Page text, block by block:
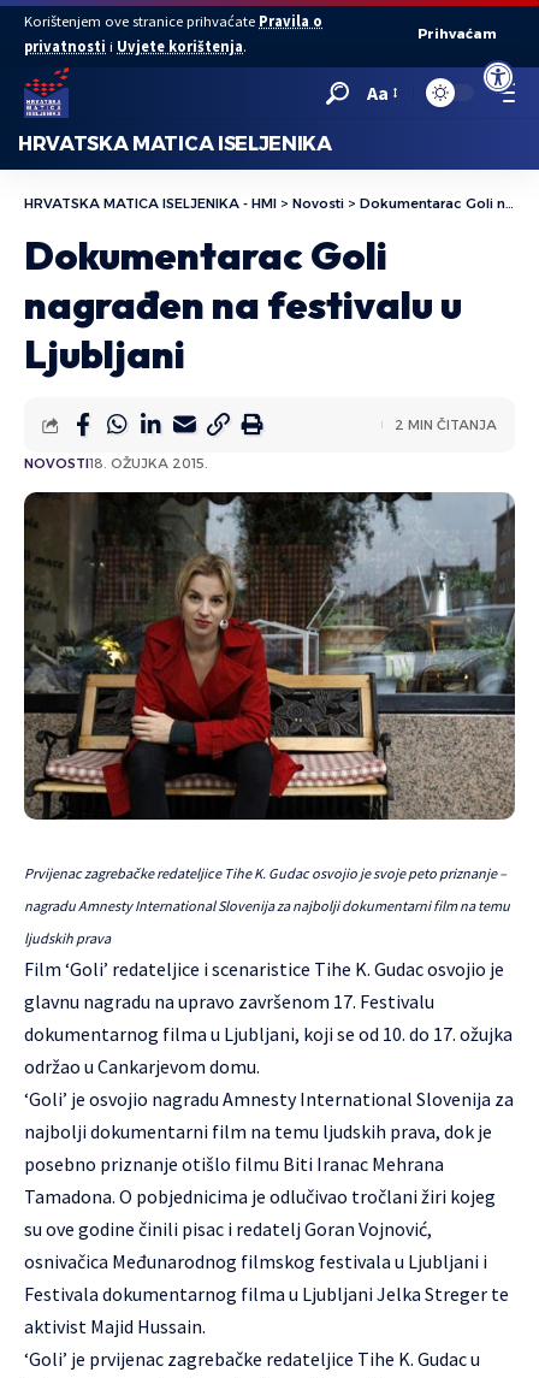
Open
Korištenjem ove stranice prihvaćate Pravila o
privatnosti i Uvjete korištenja.
Prihvaćam
Aa
HRVATSKA MATICA ISELJENIKA
HRVATSKA MATICA ISELJENIKA - HMI > Novosti > Dokumentarac Goli nagrađen na festivalu u Ljubljani
Dokumentarac Goli
nagrađen na festivalu u
Ljubljani
NOVOSTI18. OŽUJKA 2015.
2 MIN ČITANJA
Prvijenac zagrebačke redateljice Tihe K. Gudac osvojio je svoje peto priznanje –
nagradu Amnesty International Slovenija za najbolji dokumentarni film na temu
ljudskih prava
Film ‘Goli’ redateljice i scenaristice Tihe K. Gudac osvojio je
glavnu nagradu na upravo završenom 17. Festivalu
dokumentarnog filma u Ljubljani, koji se od 10. do 17. ožujka
održao u Cankarjevom domu.
‘Goli’ je osvojio nagradu Amnesty International Slovenija za
najbolji dokumentarni film na temu ljudskih prava, dok je
posebno priznanje otišlo filmu Biti Iranac Mehrana
Tamadona. O pobjednicima je odlučivao tročlani žiri kojeg
su ove godine činili pisac i redatelj Goran Vojnović,
osnivačica Međunarodnog filmskog festivala u Ljubljani i
Festivala dokumentarnog filma u Ljubljani Jelka Streger te
aktivist Majid Hussain.
‘Goli’ je prvijenac zagrebačke redateljice Tihe K. Gudac u